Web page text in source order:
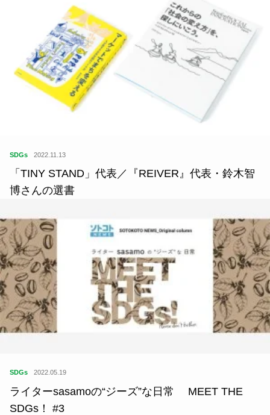
SDGs 2022.11.13
「TINY STAND」代表／『REIVER』代表・鈴木智
博さんの選書
SDGs 2022.05.19
ライターsasamoの“ジーズ”な日常 MEET THE
SDGs！ #3